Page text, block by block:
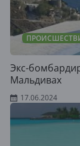
Экс-
Мальдивах
17.06.2024